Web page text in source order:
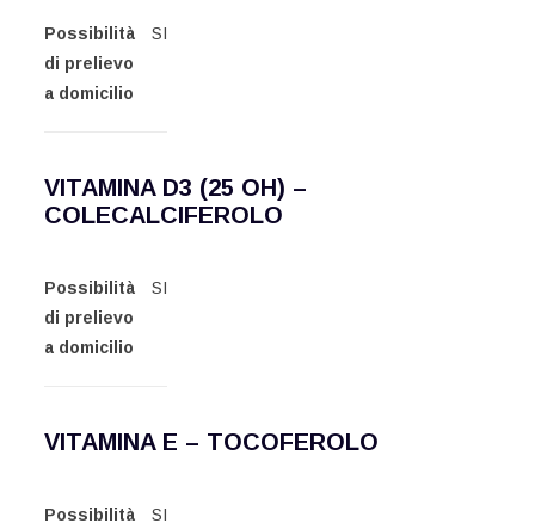
Possibilità
di prelievo
a domicilio
SI
VITAMINA D3 (25 OH) –
COLECALCIFEROLO
Possibilità
di prelievo
a domicilio
SI
VITAMINA E – TOCOFEROLO
Possibilità
SI